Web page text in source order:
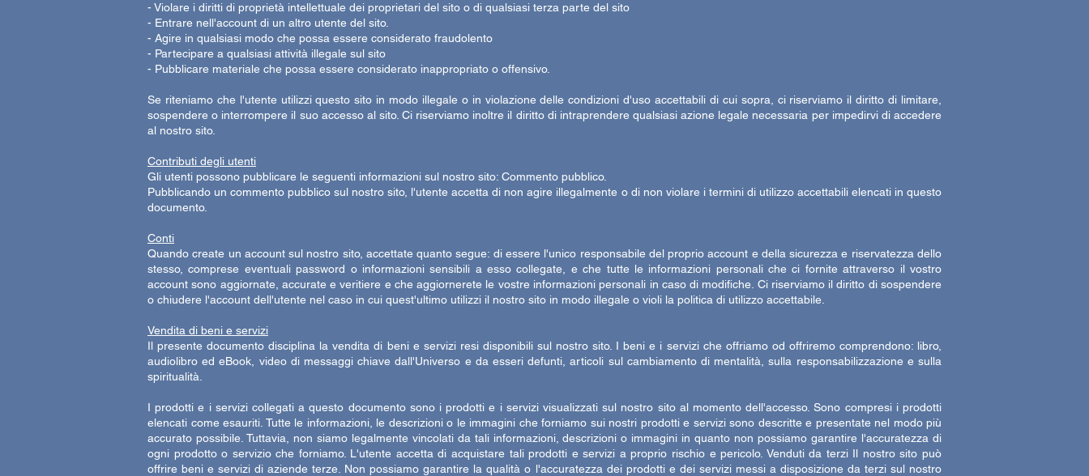
- Violare i diritti di proprietà intellettuale dei proprietari del sito o di qualsiasi terza parte del sito
- Entrare nell'account di un altro utente del sito.
- Agire in qualsiasi modo che possa essere considerato fraudolento
- Partecipare a qualsiasi attività illegale sul sito
- Pubblicare materiale che possa essere considerato inappropriato o offensivo.
Se riteniamo che l'utente utilizzi questo sito in modo illegale o in violazione delle condizioni d'uso accettabili di cui sopra, ci riserviamo il diritto di limitare,
sospendere o interrompere il suo accesso al sito. Ci riserviamo inoltre il diritto di intraprendere qualsiasi azione legale necessaria per impedirvi di accedere
al nostro sito.
Contributi degli utenti
Gli utenti possono pubblicare le seguenti informazioni sul nostro sito: Commento pubblico.
Pubblicando un commento pubblico sul nostro sito, l'utente accetta di non agire illegalmente o di non violare i termini di utilizzo accettabili elencati in questo
documento.
Conti
Quando create un account sul nostro sito, accettate quanto segue: di essere l'unico responsabile del proprio account e della sicurezza e riservatezza dello
stesso, comprese eventuali password o informazioni sensibili a esso collegate, e che tutte le informazioni personali che ci fornite attraverso il vostro
account sono aggiornate, accurate e veritiere e che aggiornerete le vostre informazioni personali in caso di modifiche. Ci riserviamo il diritto di sospendere
o chiudere l'account dell'utente nel caso in cui quest'ultimo utilizzi il nostro sito in modo illegale o violi la politica di utilizzo accettabile.
Vendita di beni e servizi
Il presente documento disciplina la vendita di beni e servizi resi disponibili sul nostro sito. I beni e i servizi che offriamo od offriremo comprendono: libro,
audiolibro ed eBook, video di messaggi chiave dall'Universo e da esseri defunti, articoli sul cambiamento di mentalità, sulla responsabilizzazione e sulla
spiritualità.
I prodotti e i servizi collegati a questo documento sono i prodotti e i servizi visualizzati sul nostro sito al momento dell'accesso. Sono compresi i prodotti
elencati come esauriti. Tutte le informazioni, le descrizioni o le immagini che forniamo sui nostri prodotti e servizi sono descritte e presentate nel modo più
accurato possibile. Tuttavia, non siamo legalmente vincolati da tali informazioni, descrizioni o immagini in quanto non possiamo garantire l'accuratezza di
ogni prodotto o servizio che forniamo. L'utente accetta di acquistare tali prodotti e servizi a proprio rischio e pericolo. Venduti da terzi Il nostro sito può
offrire beni e servizi di aziende terze. Non possiamo garantire la qualità o l'accuratezza dei prodotti e dei servizi messi a disposizione da terzi sul nostro